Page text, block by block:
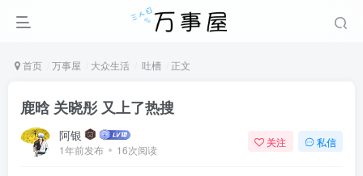
首页 万事屋 大众生活 吐槽 正文
鹿晗 关晓彤 又上了热搜
阿银
1年前发布 16次阅读
关注 私信